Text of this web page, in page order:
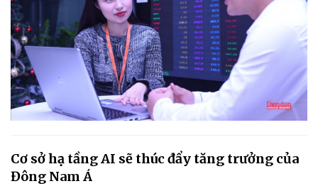
Cơ sở hạ tầng AI sẽ thúc đẩy tăng trưởng của
Đông Nam Á